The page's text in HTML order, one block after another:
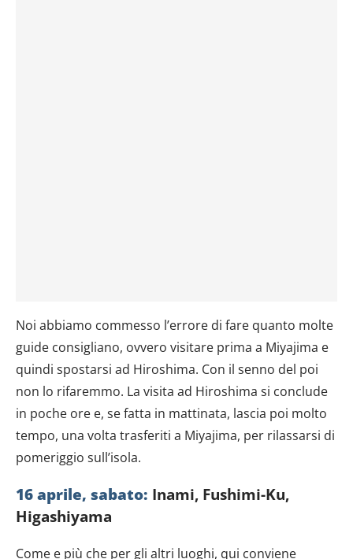
Noi abbiamo commesso l’errore di fare quanto molte
guide consigliano, ovvero visitare prima a Miyajima e
quindi spostarsi ad Hiroshima. Con il senno del poi
non lo rifaremmo. La visita ad Hiroshima si conclude
in poche ore e, se fatta in mattinata, lascia poi molto
tempo, una volta trasferiti a Miyajima, per rilassarsi di
pomeriggio sull’isola.
16 aprile, sabato: Inami, Fushimi-Ku,
Higashiyama
Come e più che per gli altri luoghi, qui conviene